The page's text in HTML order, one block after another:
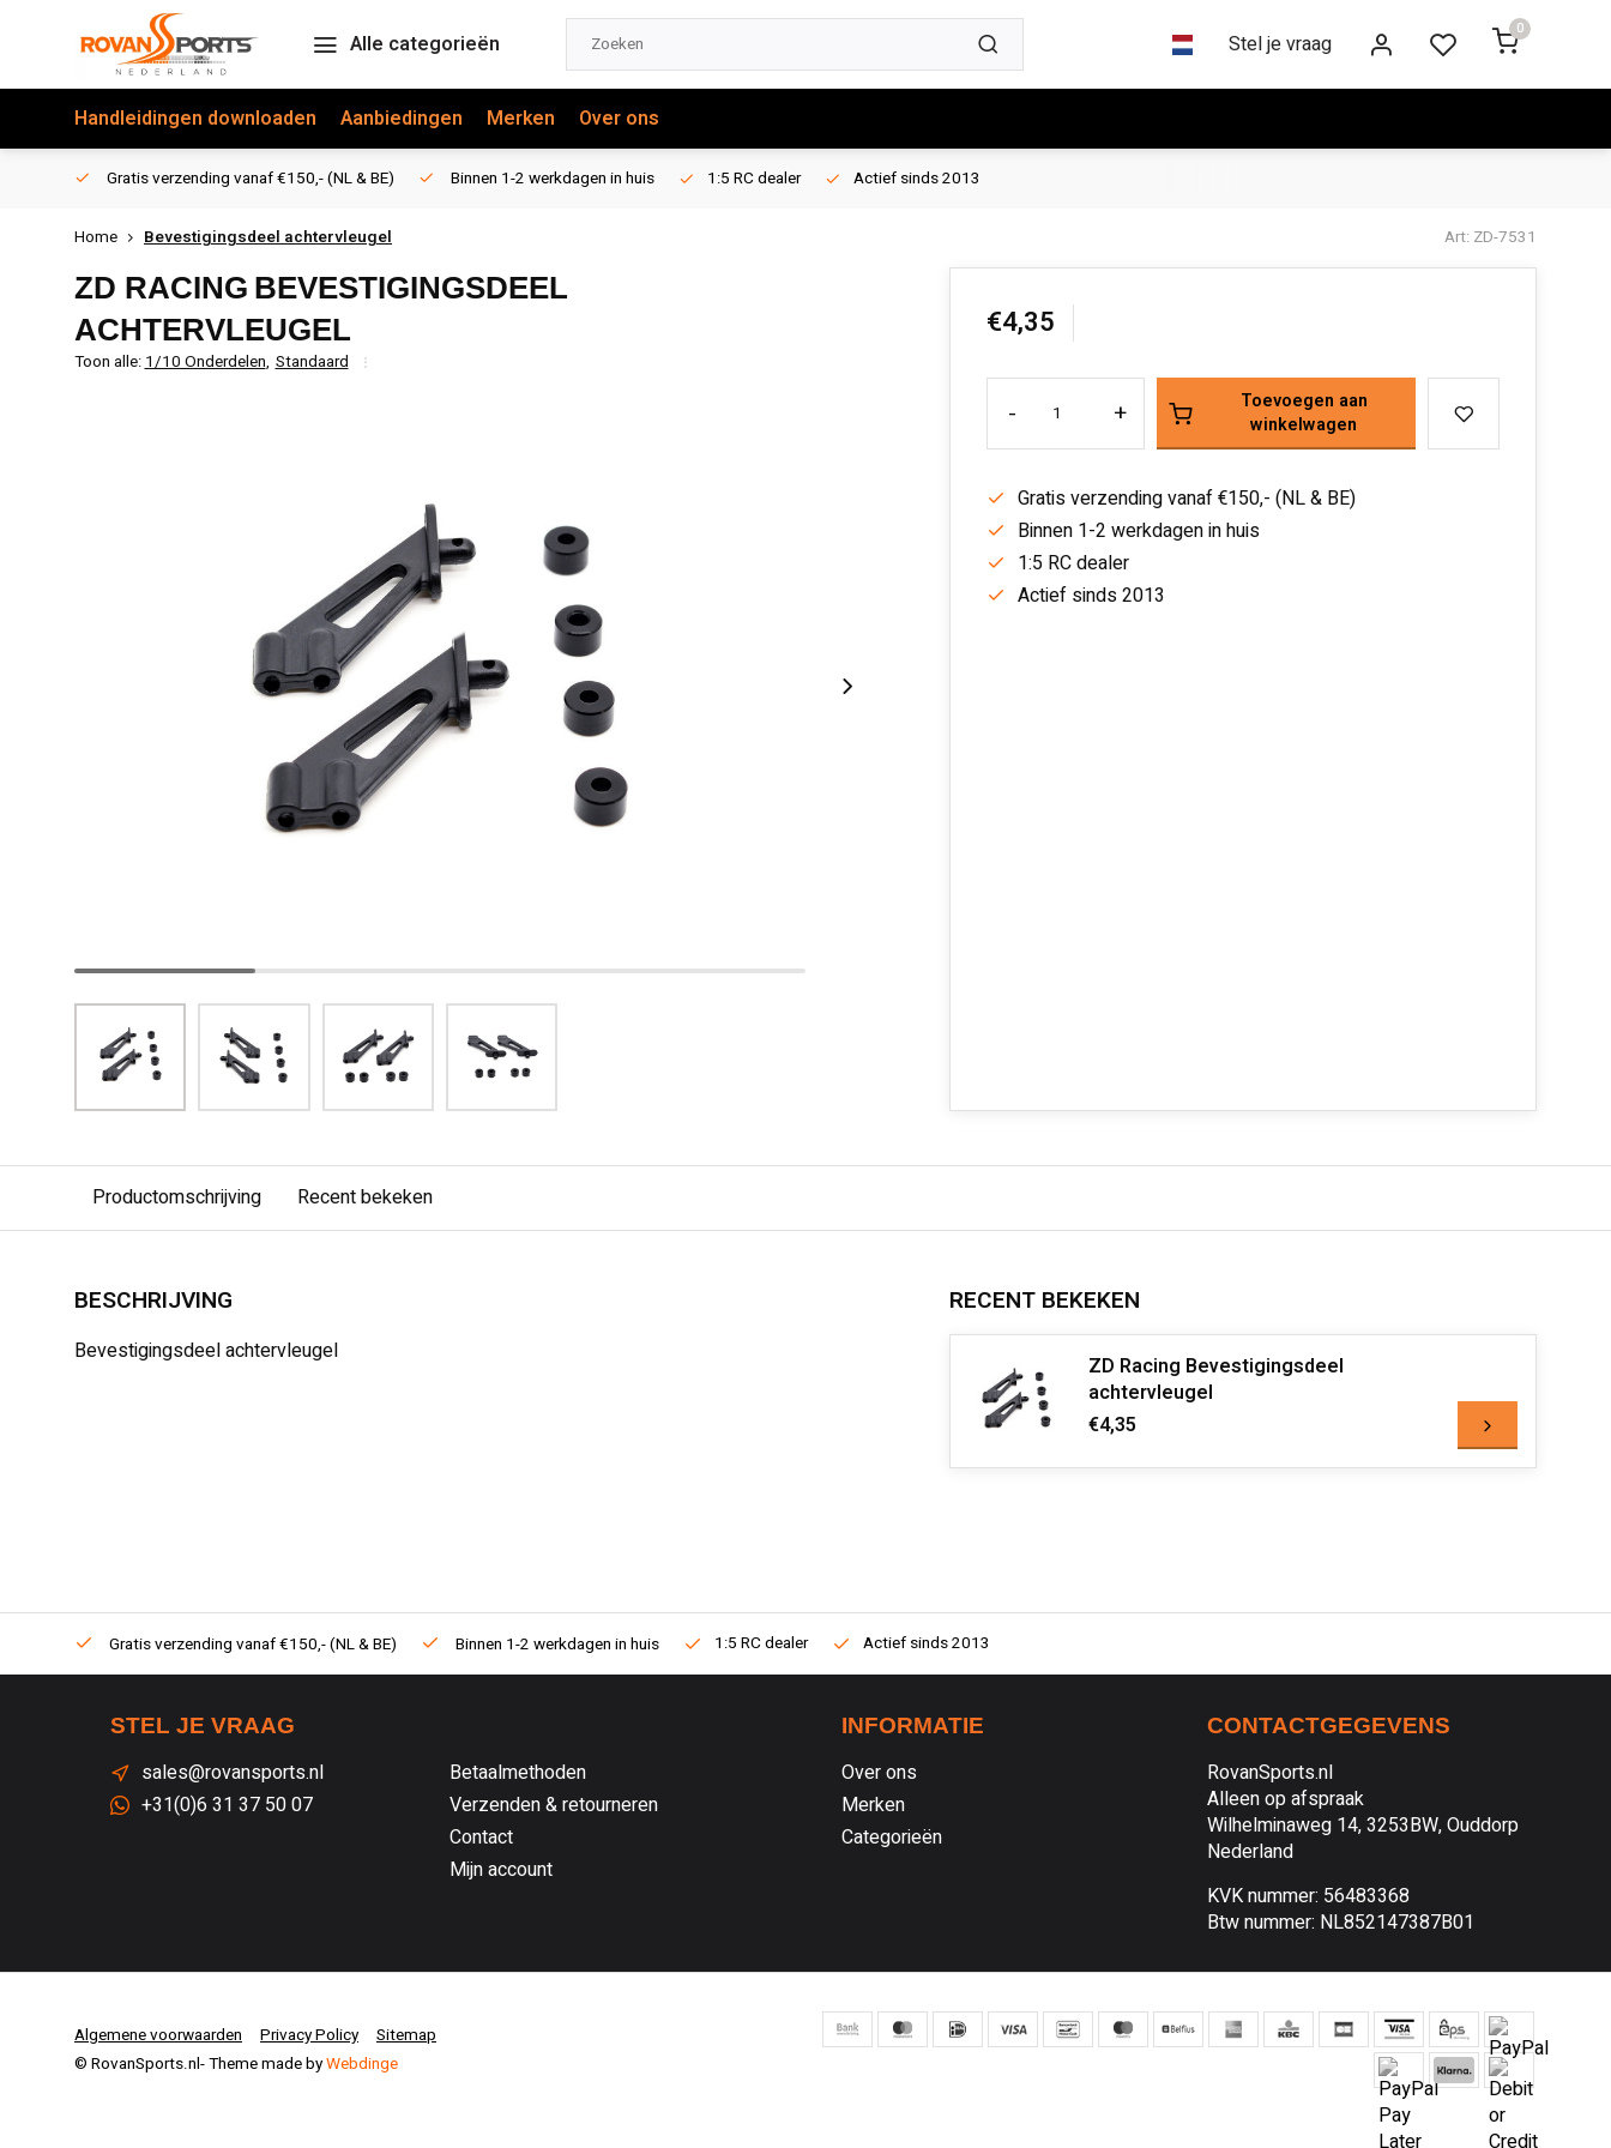
Alle categorieën Stel je vraag
0
Handleidingen downloaden Aanbiedingen Merken Over ons
Gratis verzending vanaf €150,- (NL & BE) Binnen 1-2 werkdagen in huis 1:5 RC dealer Actief sinds 2013
Home Bevestigingsdeel achtervleugel Art: ZD-7531
ZD RACING BEVESTIGINGSDEEL
ACHTERVLEUGEL
Toon alle:1/10 Onderdelen, Standaard
€4,35
- +
Toevoegen aan
winkelwagen
Gratis verzending vanaf €150,- (NL & BE)
Binnen 1-2 werkdagen in huis
1:5 RC dealer
Actief sinds 2013
Productomschrijving Recent bekeken
BESCHRIJVING
Bevestigingsdeel achtervleugel
RECENT BEKEKEN
ZD Racing Bevestigingsdeel
achtervleugel
€4,35
Gratis verzending vanaf €150,- (NL & BE) Binnen 1-2 werkdagen in huis 1:5 RC dealer Actief sinds 2013
STEL JE VRAAG
sales@rovansports.nl
+31(0)6 31 37 50 07
Betaalmethoden
Verzenden & retourneren
Contact
Mijn account
INFORMATIE
Over ons
Merken
Categorieën
CONTACTGEGEVENS
RovanSports.nl
Alleen op afspraak
Wilhelminaweg 14, 3253BW, Ouddorp
Nederland
KVK nummer: 56483368
Btw nummer: NL852147387B01
Algemene voorwaarden Privacy Policy
Sitemap
© RovanSports.nl- Theme made byWebdinge